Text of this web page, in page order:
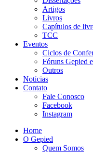
Artigos
Livros
Capítulos de
TCC
Eventos
Ciclos de
Fóruns Gepied
Outros
Notícias
Contato
Fale Conosco
Facebook
Instagram
Home
O Gepied
Quem Somos